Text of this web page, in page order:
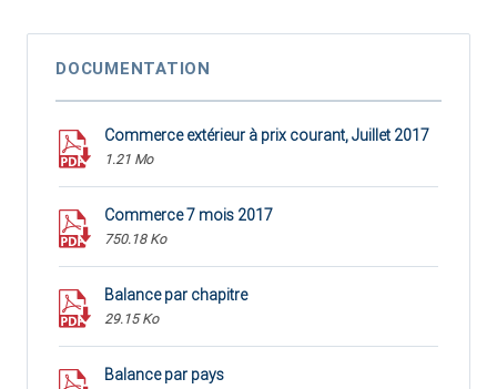
DOCUMENTATION
Commerce extérieur à prix courant, Juillet 2017
1.21 Mo
Commerce 7 mois 2017
750.18 Ko
Balance par chapitre
29.15 Ko
Balance par pays